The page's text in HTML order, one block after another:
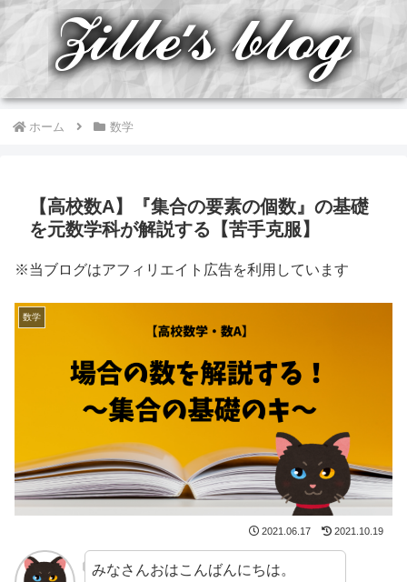
ホーム 数学
【高校数A】『集合の要素の個数』の基礎
を元数学科が解説する【苦手克服】
※当ブログはアフィリエイト広告を利用しています
数学
2021.06.17 2021.10.19
みなさんおはこんばんにちは。